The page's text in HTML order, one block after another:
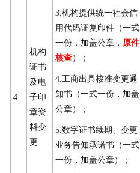
4
机构
证书
及电
子印
章资
料变
更
3.机构提供统一社会信
用代码证复印件（一式
一份，加盖公章， 原件
核查）；
4.工商出具核准变更通
知书（一式一份，加盖
公章）；
5.数字证书续期、变更
业务告知承诺书（一式
一份，加盖公章）；